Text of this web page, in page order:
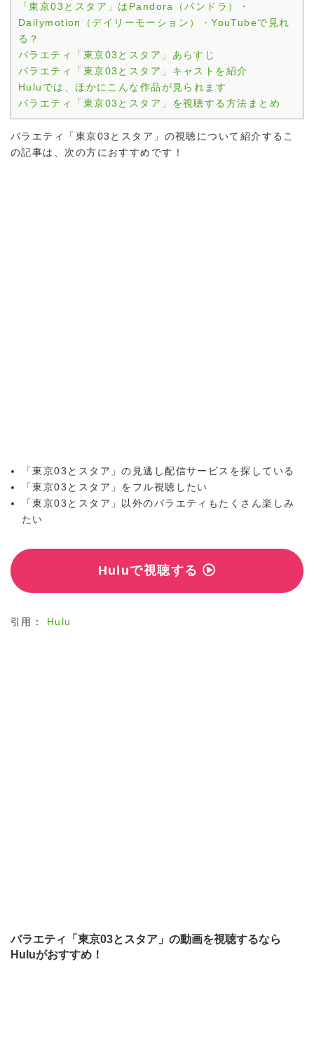
「東京03とスタア」はPandora（パンドラ）・
Dailymotion（デイリーモーション）・YouTubeで見れ
る？
バラエティ「東京03とスタア」あらすじ
バラエティ「東京03とスタア」キャストを紹介
Huluでは、ほかにこんな作品が見られます
バラエティ「東京03とスタア」を視聴する方法まとめ
バラエティ「東京03とスタア」の視聴について紹介するこ
の記事は、次の方におすすめです！
「東京03とスタア」の見逃し配信サービスを探している
「東京03とスタア」をフル視聴したい
「東京03とスタア」以外のバラエティもたくさん楽しみ
たい
Huluで視聴する
引用： Hulu
バラエティ「東京03とスタア」の動画を視聴するなら
Huluがおすすめ！